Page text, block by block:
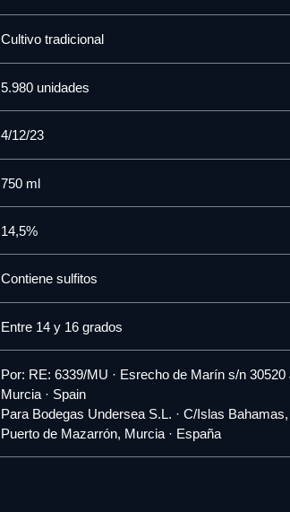
Cultivo tradicional
5.980 unidades
4/12/23
750 ml
14,5%
Contiene sulfitos
Entre 14 y 16 grados
Por: RE: 6339/MU · Esrecho de Marín s/n 30520
Murcia · Spain
Para Bodegas Undersea S.L. · C/Islas Bahamas,
Puerto de Mazarrón, Murcia · España